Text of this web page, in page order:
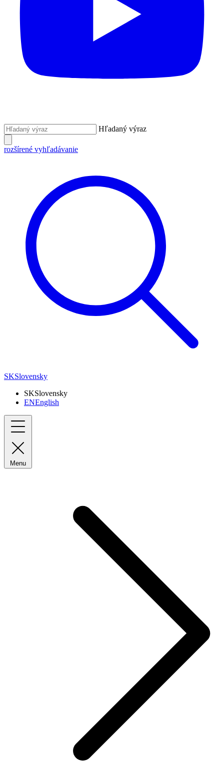
Hľadaný výraz
rozšírené vyhľadávanie
SKSlovensky
SKSlovensky
ENEnglish
Menu